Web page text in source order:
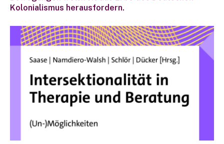
Kolonialismus herausfordern.